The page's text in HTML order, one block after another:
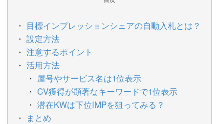
目標インプレッションシェアの自動入札とは？
設定方法
注意するポイント
活用方法
屋号やサービス名は1位表示
CV獲得が顕著なキーワードで1位表示
潜在KWは下位IMPを狙ってみる？
まとめ